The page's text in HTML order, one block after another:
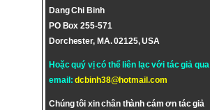
Dang Chi Binh
PO Box 255-571
Dorchester, MA. 02125, USA
Hoặc quý vị có thể liên lạc với tác giả qua
email:dcbinh38@hotmail.com
Chúng tôi xin chân thành cám ơn tác giả